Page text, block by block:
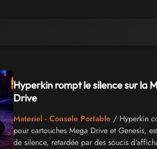
Hyperkin rompt le silence sur la
Drive
Materiel - Console Portable/ Hyperkin
pour cartouches Mega Drive et Genesis,
de silence, retardée par des soucis